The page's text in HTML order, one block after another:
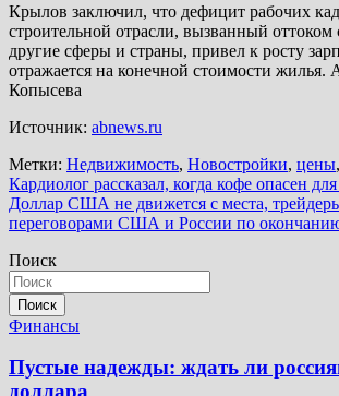
Крылов заключил, что дефицит рабочих
строительной отрасли, вызванный оттоком
другие сферы и страны, привел к росту
отражается на конечной стоимости жилья.
Копысева
Источник: abnews.ru
Метки: Недвижимость, Новостройки, цены,
Навигация
по
Кардиолог рассказал, когда кофе опасен
Доллар США не движется с места, трейдеры
переговорами США и России по
Поиск
Поиск
Финансы
Пустые надежды: ждать ли